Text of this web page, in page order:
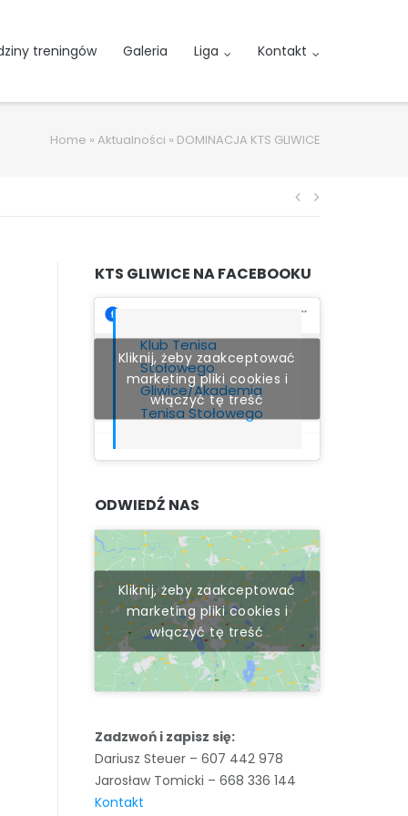
treningów Galeria Liga Kontakt
Home » Aktualności » DOMINACJA KTS GLIWICE
Nawigacja
KTS GLIWICE NA FACEBOOKU
Klub Tenisa
Stołowego
Gliwice/Akademia
Tenisa Stołowego
Kliknij, żeby zaakceptować
marketing pliki cookies i
włączyć tę treść
ODWIEDŹ NAS
Kliknij, żeby zaakceptować
marketing pliki cookies i
włączyć tę treść
Zadzwoń i zapisz się:
Dariusz Steuer – 607 442 978
Jarosław Tomicki – 668 336 144
Kontakt